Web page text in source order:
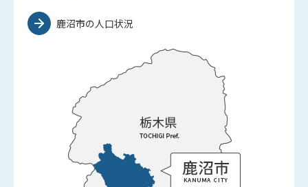
鹿沼市の人口状況